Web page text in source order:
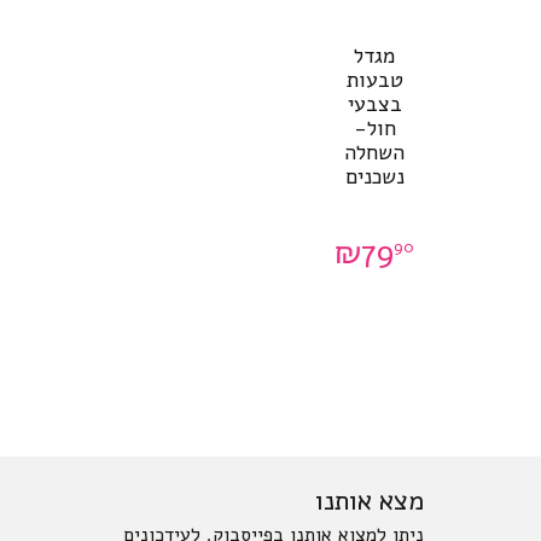
מגדל
טבעות
בצבעי
חול-
השחלה
נשכנים
₪7990
מצא אותנו
ניתן למצוא אותנו בפייסבוק. לעידכונים